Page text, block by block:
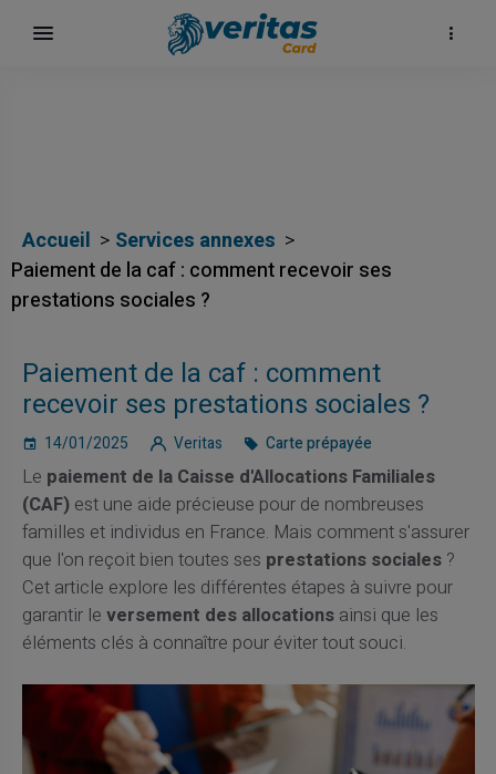
Accueil
Services annexes
Paiement de la caf : comment recevoir ses
prestations sociales ?
Paiement de la caf : comment
recevoir ses prestations sociales ?
14/01/2025 Veritas Carte prépayée
Le paiement de la Caisse d'Allocations Familiales
(CAF)est une aide précieuse pour de nombreuses
familles et individus en France. Mais comment s'assurer
que l'on reçoit bien toutes ses prestations sociales?
Cet article explore les différentes étapes à suivre pour
garantir le versement des allocationsainsi que les
éléments clés à connaître pour éviter tout souci.